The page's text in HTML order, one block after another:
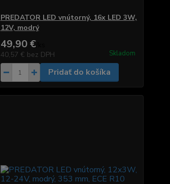
PREDATOR LED vnútorný, 16x LED 3W,
12V, modrý
49,90 €/
40,57 € bez DPH Skladom
Pridať do košíka